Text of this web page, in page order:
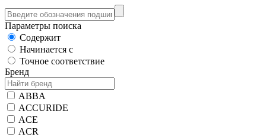
Параметры поиска
Содержит
Начинается с
Точное соответствие
Бренд
ABBA
ACCURIDE
ACE
ACR